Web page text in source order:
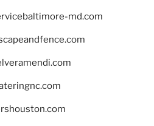
md.com